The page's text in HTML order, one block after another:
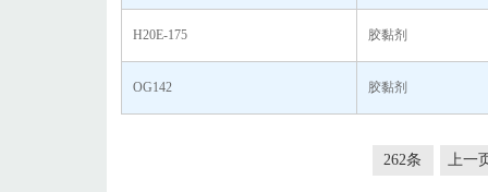
H20E-175 胶黏剂
OG142 胶黏剂
262条 上一